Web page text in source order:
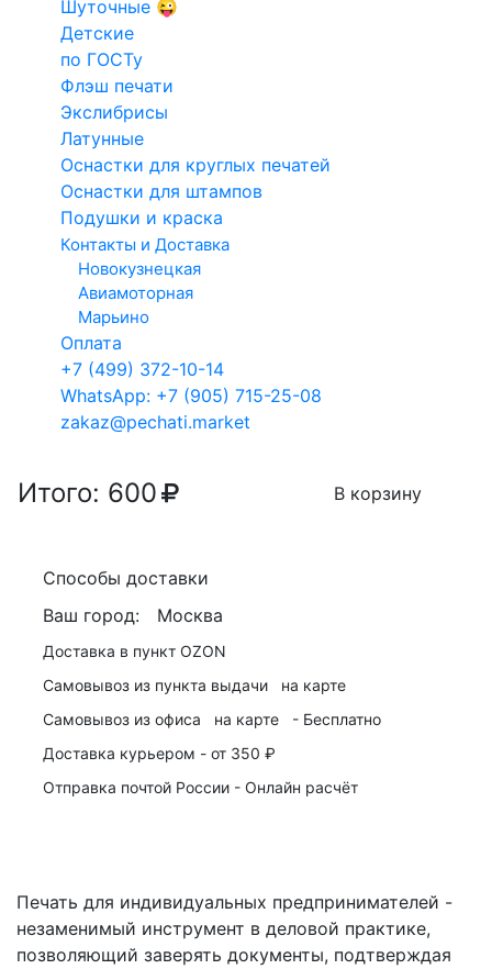
Шуточные 😜
Детские
по ГОСТу
Флэш печати
Экслибрисы
Латунные
Оснастки для круглых печатей
Оснастки для штампов
Подушки и краска
Контакты и Доставка
Новокузнецкая
Авиамоторная
Марьино
Оплата
+7 (499) 372-10-14
WhatsApp: +7 (905) 715-25-08
zakaz@pechati.market
на заказ
Факсимиле
Для такси
Кадастровый
инженер
Арб.
управляющий
Введите данные для макета
Выбор технологии изготовления клише
Клише из полимера
гарантия 1 год
Сроки изготовления
Сегодня
После 11:00
10.08.2026
Итого: 600 В корзину
Способы доставки
Ваш город:
Москва
Доставка в пункт OZON
Самовывоз из пункта выдачи
на карте
Самовывоз из офиса
на карте - Бесплатно
Доставка курьером - от 350 ₽
Отправка почтой России - Онлайн расчёт
Печать для индивидуальных предпринимателей -
незаменимый инструмент в деловой практике,
позволяющий заверять документы, подтверждая